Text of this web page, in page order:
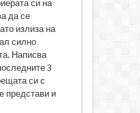
си на
да се
излиза на
силно
Написва
3
си с
представи и